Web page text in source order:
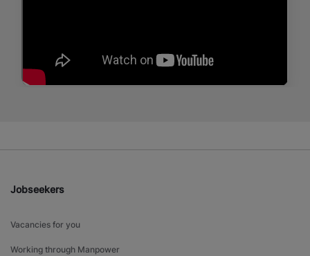
Jobseekers
Vacancies for you
Working through Manpower